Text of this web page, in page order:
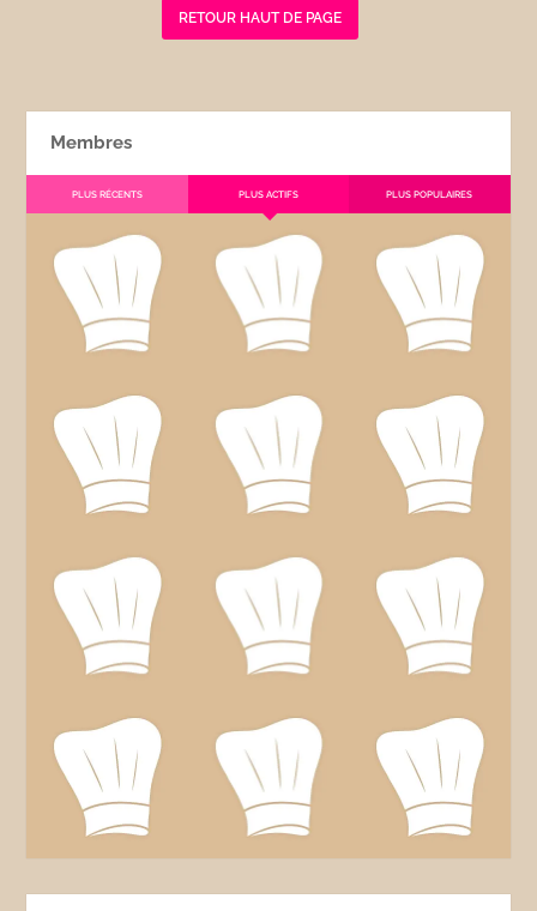
RETOUR HAUT DE PAGE
Membres
PLUS RÉCENTS PLUS ACTIFS PLUS POPULAIRES